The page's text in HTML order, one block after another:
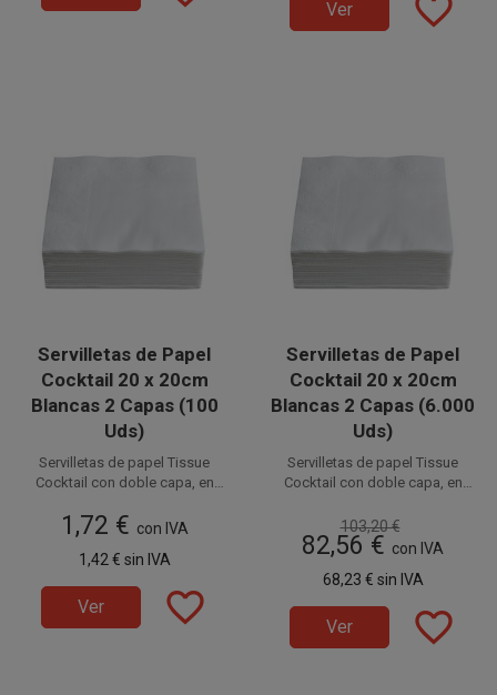
unidades.
Ver favorite_border
Servilletas de Papel
Cocktail 20 x 20cm
Blancas 2 Capas (100
Uds)
Servilletas de papel Tissue
Cocktail con doble capa, en
10 cm plegadas). Ideales para
Degustaciones, Catering,
Fiestas, Restaurantes,
higiénicas.
paquetes de 100 unidades.
1,72 € con IVA
1,42 € sin IVA
Ver favorite_border
Servilletas de Papel
Cocktail 20 x 20cm
Blancas 2 Capas (6.000
Uds)
Servilletas de papel Tissue
Cocktail con doble capa, en
10 cm plegadas). Ideales para
Degustaciones, Catering,
Fiestas, Restaurantes,
Hostelería y Eventos. Prácticas e
de 6.000 unidades, distribuidas
en 60 paquetes de 100
103,20 €
82,56 € con IVA
68,23 € sin IVA
Ver favorite_border